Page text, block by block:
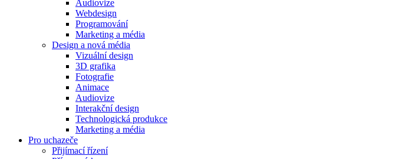
Audiovize
Webdesign
Programování
Marketing a média
Design a nová média
Vizuální design
3D grafika
Fotografie
Animace
Audiovize
Interakční design
Technologická produkce
Marketing a média
Pro uchazeče
Přijímací řízení